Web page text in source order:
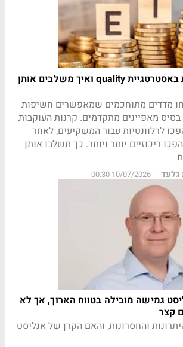
מהן קרנות עוקבות באסטרטגיית quality ואיך משלבים אותן
מדדים מתוחכמים שמאפשרים חשיפות
מאפיינים מתקדמים. קרנות העוקבות
לרלוונטיות עבור המשקיעים, לאחר
ריכוזיים יותר ויותר. כך תשלבו אותן
גלעד |
10/07/2026 00:30
גמישה מובילה בטווח הארוך, אך לא
קצר
והחסרונות, והאם הקרן של אנליסט